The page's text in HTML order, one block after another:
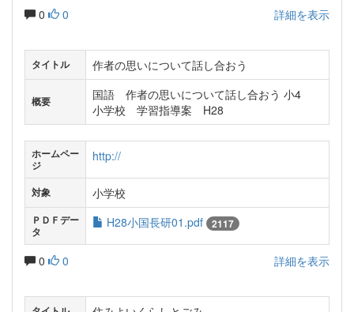
0 0 詳細を表示
タイトル 作者の思いについて話し合おう
概要
国語 作者の思いについて話し合おう 小4
小学校 学習指導案 H28
ホームペー
ジ
http://
対象 小学校
ＰＤＦデー
タ
H28小国長研01.pdf 2117
0 0 詳細を表示